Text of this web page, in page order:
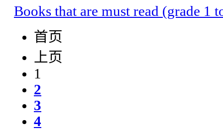
Books that are must read (grade 1
首页
上页
1
2
3
4